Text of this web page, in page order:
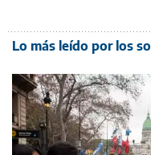
Lo más leído por los